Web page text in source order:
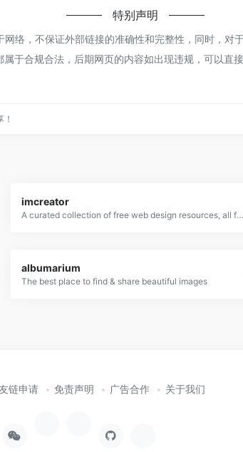
特别声明
络，不保证外部链接的准确性和完整性，同时，对
于合规合法，后期网页的内容如出现违规，可以直
imcreator
A curated collection of free web design resources, all for commercial use.
albumarium
The best place to find & share beautiful images
链申请 免责声明 广告合作 关于我们